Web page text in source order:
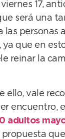
17,
será una
las personas
ya que en
reinar la
ello, vale
encuentro,
adultos